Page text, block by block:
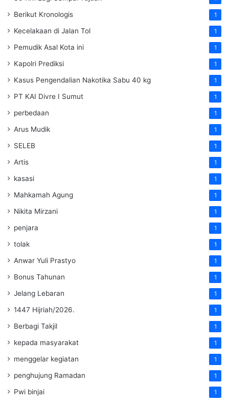
Berikut Kronologis 1
Kecelakaan di Jalan Tol 1
Pemudik Asal Kota ini 1
Kapolri Prediksi 1
Kasus Pengendalian Nakotika Sabu 40 kg 1
PT KAI Divre I Sumut 1
perbedaan 1
Arus Mudik 1
SELEB 1
Artis 1
kasasi 1
Mahkamah Agung 1
Nikita Mirzani 1
penjara 1
tolak 1
Anwar Yuli Prastyo 1
Bonus Tahunan 1
Jelang Lebaran 1
1447 Hijriah/2026. 1
Berbagi Takjil 1
kepada masyarakat 1
menggelar kegiatan 1
penghujung Ramadan 1
Pwi binjai 1